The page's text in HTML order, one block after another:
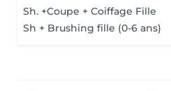
Sh. +Coupe + Coiffage Fille
Sh + Brushing fille (0-6 ans)